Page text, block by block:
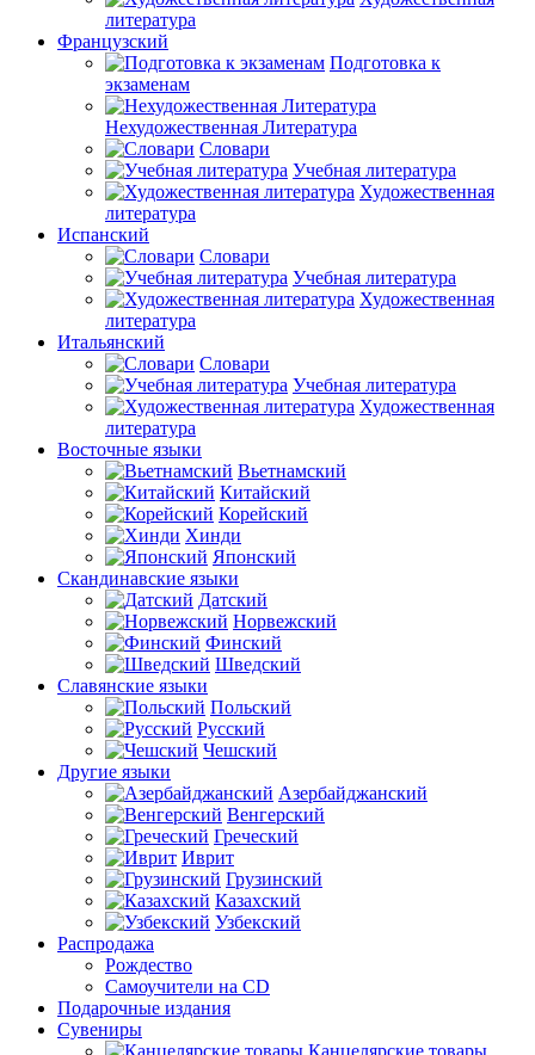
литература
Французский
Подготовка к
экзаменам
Нехудожественная Литература
Словари
Учебная литература
Художественная
литература
Испанский
Словари
Учебная литература
Художественная
литература
Итальянский
Словари
Учебная литература
Художественная
литература
Восточные языки
Вьетнамский
Китайский
Корейский
Хинди
Японский
Скандинавские языки
Датский
Норвежский
Финский
Шведский
Славянские языки
Польский
Русский
Чешский
Другие языки
Азербайджанский
Венгерский
Греческий
Иврит
Грузинский
Казахский
Узбекский
Распродажа
Рождество
Самоучители на CD
Подарочные издания
Сувениры
Канцелярские товары